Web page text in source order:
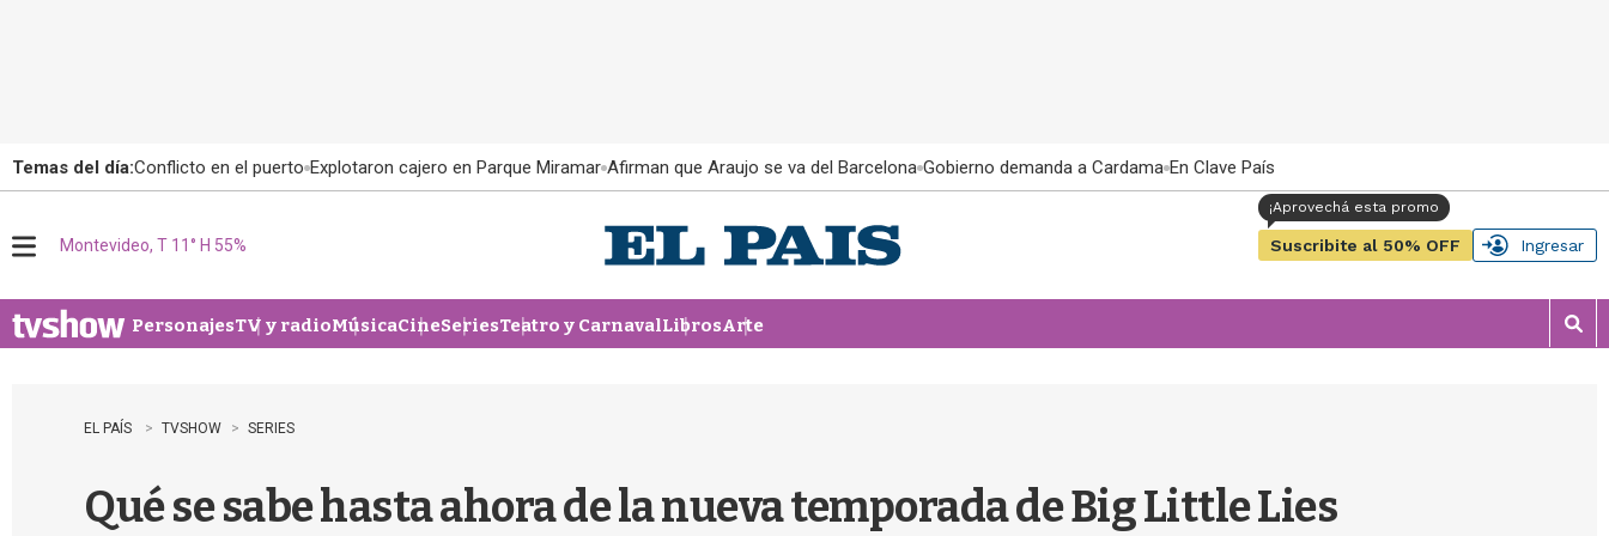
Temas del día:Conflicto en el puerto Explotaron cajero en Parque Miramar Afirman que Araujo se va del Barcelona Gobierno demanda a Cardama En Clave País
u
Montevideo, T 11° H 55% Suscribite al 50% OFF Ingresar
PersonajesTV y radioMúsicaCineSeriesTeatro y CarnavalLibrosArte
M
o
EL PAÍS TVSHOW SERIES
Qué se sabe hasta ahora de la nueva temporada de Big Little Lies